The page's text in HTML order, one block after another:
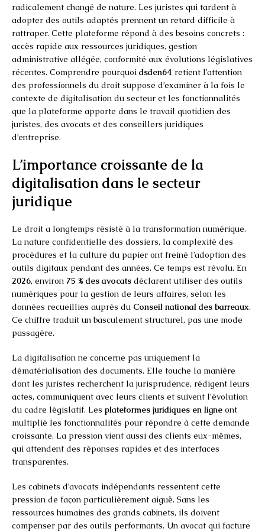
radicalement changé de nature. Les juristes qui tardent à
adopter des outils adaptés prennent un retard difficile à
rattraper. Cette plateforme répond à des besoins concrets :
accès rapide aux ressources juridiques, gestion
administrative allégée, conformité aux évolutions législatives
récentes. Comprendre pourquoi dsden64 retient l’attention
des professionnels du droit suppose d’examiner à la fois le
contexte de digitalisation du secteur et les fonctionnalités
que la plateforme apporte dans le travail quotidien des
juristes, des avocats et des conseillers juridiques
d’entreprise.
L’importance croissante de la
digitalisation dans le secteur
juridique
Le droit a longtemps résisté à la transformation numérique.
La nature confidentielle des dossiers, la complexité des
procédures et la culture du papier ont freiné l’adoption des
outils digitaux pendant des années. Ce temps est révolu. En
2026, environ 75 % des avocats déclarent utiliser des outils
numériques pour la gestion de leurs affaires, selon les
données recueillies auprès du Conseil national des barreaux.
Ce chiffre traduit un basculement structurel, pas une mode
passagère.
La digitalisation ne concerne pas uniquement la
dématérialisation des documents. Elle touche la manière
dont les juristes recherchent la jurisprudence, rédigent leurs
actes, communiquent avec leurs clients et suivent l’évolution
du cadre législatif. Les plateformes juridiques en ligne ont
multiplié les fonctionnalités pour répondre à cette demande
croissante. La pression vient aussi des clients eux-mêmes,
qui attendent des réponses rapides et des interfaces
transparentes.
Les cabinets d’avocats indépendants ressentent cette
pression de façon particulièrement aiguë. Sans les
ressources humaines des grands cabinets, ils doivent
compenser par des outils performants. Un avocat qui facture